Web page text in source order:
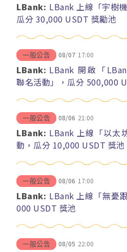
LBank: LBank 上線「宇樹
瓜分 30,000 USDT 獎勵池
一般公告 08/07 17:00
LBank: LBank 開啟「
聯名活動」，瓜分 500,000
一般公告 08/06 21:00
LBank: LBank 上線「以太
動，瓜分 10,000 USDT 獎池
一般公告 08/06 17:00
LBank: LBank 上線「無憂
000 USDT 獎池
一般公告 08/05 22:00